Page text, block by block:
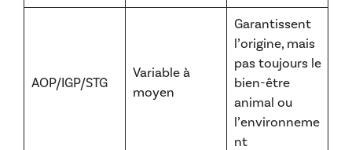
AOP/IGP/STG
Variable à
moyen
Garantissent
l’origine, mais
pas toujours le
bien-être
animal ou
l’environneme
nt